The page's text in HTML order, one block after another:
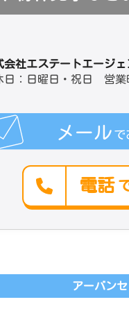
会社エステートエージェ
日：日曜日・祝日 営業
で
メール
電話
アーバン